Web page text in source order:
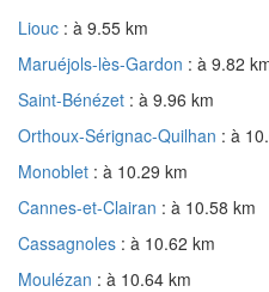
Liouc : à 9.55 km
Maruéjols-lès-Gardon : à 9.82
Saint-Bénézet : à 9.96 km
Orthoux-Sérignac-Quilhan : à
Monoblet : à 10.29 km
Cannes-et-Clairan : à 10.58 km
Cassagnoles : à 10.62 km
Moulézan : à 10.64 km